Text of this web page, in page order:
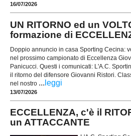
16/07/2026
UN RITORNO ed un
formazione di
Doppio annuncio in casa Sporting Cecina:
nel prossimo campionato di Eccellenza
Panicucci. Questi i comunicati: L'A.C.
il ritorno del difensore Giovanni Ristori.
nel nostro ... leggi
13/07/2026
ECCELLENZA, c'è il
un ATTACCANTE